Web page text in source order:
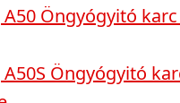
A50 Öngyógyitó
Öngyógyitó